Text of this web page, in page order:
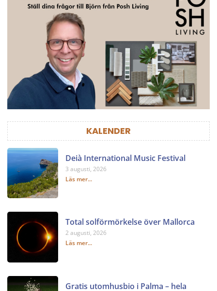
KALENDER
Deià International Music Festival
3 augusti, 2026
Läs mer...
Total solförmörkelse över Mallorca
2 augusti, 2026
Läs mer...
Gratis utomhusbio i Palma – hela